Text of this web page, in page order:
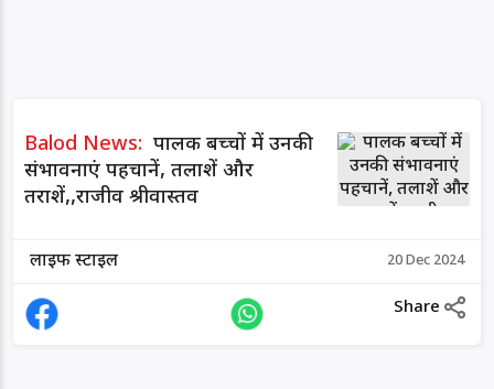
Balod News: पालक बच्चों में उनकी
संभावनाएं पहचानें, तलाशें और
तराशें,,राजीव श्रीवास्तव
लाइफ स्टाइल 20 Dec 2024
Share